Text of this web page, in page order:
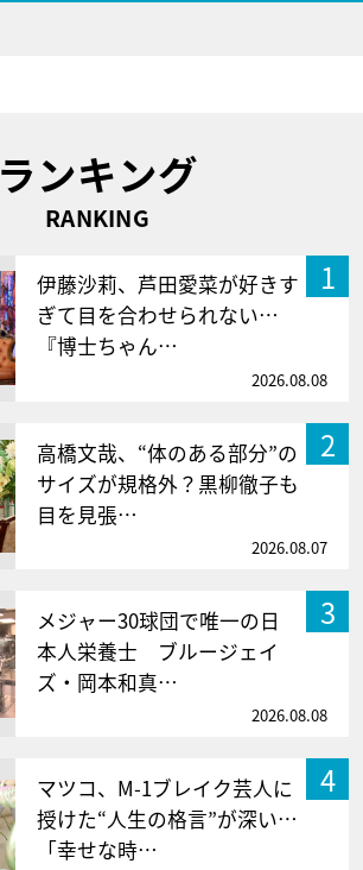
ランキング
RANKING
1
伊藤沙莉、芦田愛菜が好きす
ぎて目を合わせられない…
『博士ちゃん…
2026.08.08
2
高橋文哉、“体のある部分”の
サイズが規格外？黒柳徹子も
目を見張…
2026.08.07
3
メジャー30球団で唯一の日
本人栄養士 ブルージェイ
ズ・岡本和真…
2026.08.08
4
マツコ、M-1ブレイク芸人に
授けた“人生の格言”が深い…
「幸せな時…